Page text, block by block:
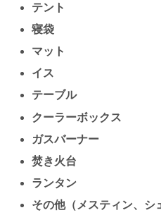
テント
寝袋
マット
イス
テーブル
クーラーボックス
ガスバーナー
焚き火台
ランタン
その他（メスティン、シ